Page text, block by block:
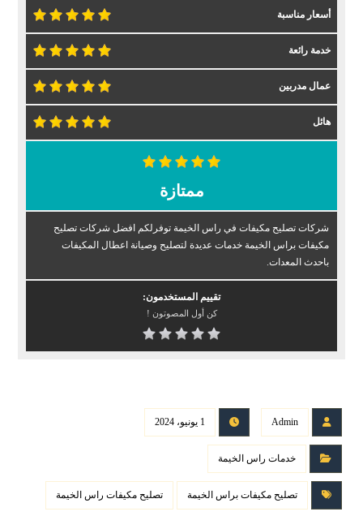
أسعار مناسبة
خدمة رائعة
عمال مدربين
هائل
ممتازة
شركات تصليح مكيفات في راس الخيمة توفرلكم افضل شركات تصليح
مكيفات براس الخيمة خدمات عديدة لتصليح وصيانة اعطال المكيفات
باحدث المعدات.
تقييم المستخدمون:
كن أول المصوتون !
Admin 1 يونيو، 2024
خدمات راس الخيمة
تصليح مكيفات براس الخيمة تصليح مكيفات راس الخيمة